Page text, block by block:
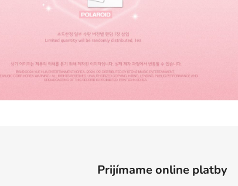
Prijímame online platby